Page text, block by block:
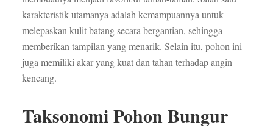
karakteristik utamanya adalah kemampuannya untuk
melepaskan kulit batang secara bergantian, sehingga
memberikan tampilan yang menarik. Selain itu, pohon ini
juga memiliki akar yang kuat dan tahan terhadap angin
kencang.
Taksonomi Pohon Bungur